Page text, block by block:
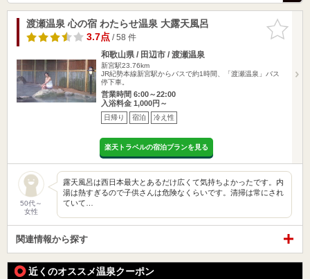
お気に入
りに追加
渡瀬温泉 心の宿 わたらせ温泉 大露天風呂
3.7点/ 58 件
和歌山県 / 田辺市 / 渡瀬温泉
新宮駅23.76km
JR紀勢本線新宮駅からバスで約1時間、「渡瀬温泉」バス
停下車。
営業時間 6:00～22:00
入浴料金 1,000円～
日帰り 宿泊 冷え性
楽天トラベルの宿泊プランを見る
50代～
女性
露天風呂は西日本最大とあるだけ広くて気持ちよかったです。内
湯は熱すぎるので子供さんは危険なくらいです。清掃は常にされ
ていて…
関連情報から探す
近くのオススメ温泉クーポン